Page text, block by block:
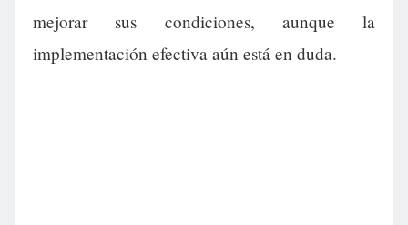
mejorar sus condiciones, aunque la
implementación efectiva aún está en duda.